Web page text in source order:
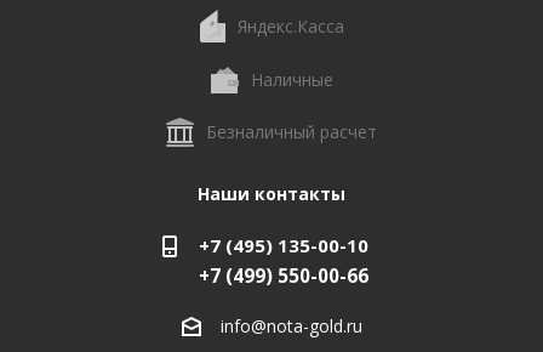
Яндекс.Касса
Наличные
Безналичный расчет
Наши контакты
+7 (495) 135-00-10
+7 (499) 550-00-66
info@nota-gold.ru